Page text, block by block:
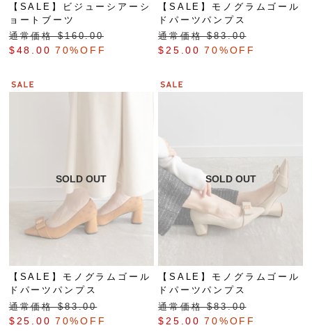
【SALE】ビジューシアーシ
ョートブーツ
通常価格 $‌160.00
$‌48.00 70%OFF
【SALE】モノグラムゴール
ドパーツパンプス
通常価格 $‌83.00
$‌25.00 70%OFF
【SALE】モノグラムゴール
ドパーツパンプス
通常価格 $‌83.00
$‌25.00 70%OFF
【SALE】モノグラムゴール
ドパーツパンプス
通常価格 $‌83.00
$‌25.00 70%OFF